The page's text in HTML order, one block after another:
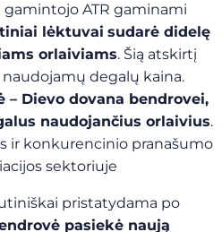
ATR gaminami
lėktuvai sudarė didelę
orlaiviams. Šią atskirtį
degalų kaina.
– Dievo dovana bendrovei,
naudojančius orlaivius.
ir konkurencinio pranašumo
sektoriuje
pristatydama po
pasiekė naują